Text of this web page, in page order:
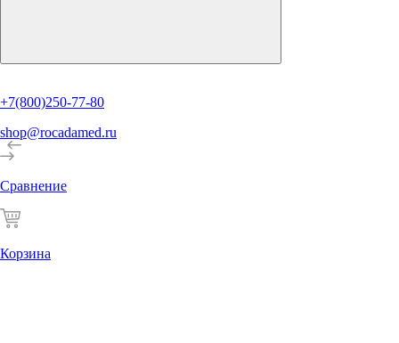
+7(800)250-77-80
shop@rocadamed.ru
Сравнение
Корзина